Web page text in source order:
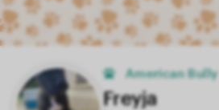
American Bully
Freyja